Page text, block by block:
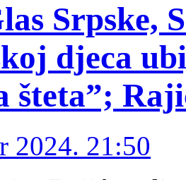
Srpske,
djeca
šteta”;
2024. 21:50